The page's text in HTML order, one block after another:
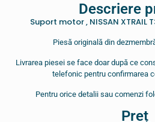
Descriere
Suport motor , NISSAN XTRAIL
Piesă originală din
Livrarea piesei se face doar după ce
telefonic pentru confirmarea
Pentru orice detalii sau comenzi
Preț